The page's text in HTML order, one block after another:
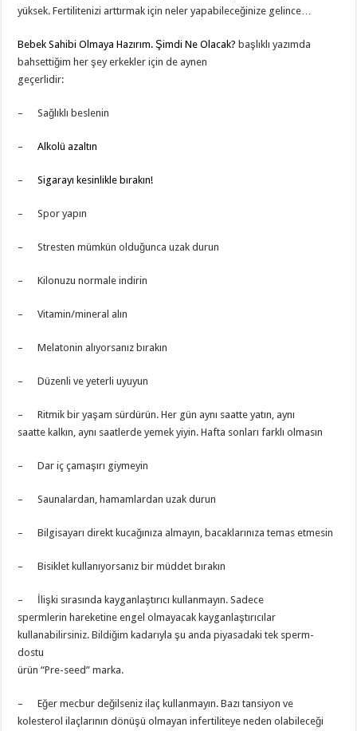
yüksek. Fertilitenizi arttırmak için neler yapabileceğinize gelince…
Bebek Sahibi Olmaya Hazırım. Şimdi Ne Olacak? başlıklı yazımda
bahsettiğim her şey erkekler için de aynen
geçerlidir:
– Sağlıklı beslenin
–Alkolü azaltın
–Sigarayı kesinlikle bırakın!
– Spor yapın
– Stresten mümkün olduğunca uzak durun
– Kilonuzu normale indirin
– Vitamin/mineral alın
– Melatonin alıyorsanız bırakın
– Düzenli ve yeterli uyuyun
– Ritmik bir yaşam sürdürün. Her gün aynı saatte yatın, aynı
saatte kalkın, aynı saatlerde yemek yiyin. Hafta sonları farklı olmasın
– Dar iç çamaşırı giymeyin
– Saunalardan, hamamlardan uzak durun
– Bilgisayarı direkt kucağınıza almayın, bacaklarınıza temas etmesin
– Bisiklet kullanıyorsanız bir müddet bırakın
– İlişki sırasında kayganlaştırıcı kullanmayın. Sadece
spermlerin hareketine engel olmayacak kayganlaştırıcılar
kullanabilirsiniz. Bildiğim kadarıyla şu anda piyasadaki tek sperm-
dostu
ürün “Pre-seed” marka.
– Eğer mecbur değilseniz ilaç kullanmayın. Bazı tansiyon ve
kolesterol ilaçlarının dönüşü olmayan infertiliteye neden olabileceği